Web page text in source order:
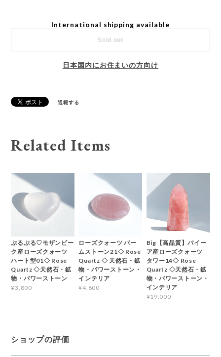
International shipping available
Sold out
日本国内にお住まいの方向け
通報する
Related Items
ぷるぷる♡モザンビー
ク産ローズクォーツ
ハート型01◇ Rose
Quartz ◇天然石・鉱
物・パワーストーン
¥3,800
ローズクォーツ パー
ムストーン21◇ Rose
Quartz ◇ 天然石・鉱
物・パワーストーン・
インテリア
¥4,800
Big【高品質】バイー
ア産ローズクォーツ
タワー14◇ Rose
Quartz ◇天然石・鉱
物・パワーストーン・
インテリア
¥19,000
ショップの評価